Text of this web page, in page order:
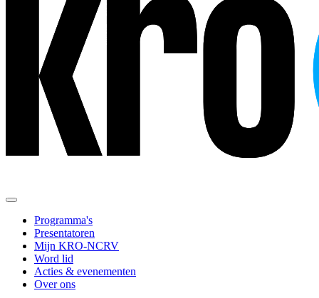
Programma's
Presentatoren
Mijn KRO-NCRV
Word lid
Acties & evenementen
Over ons